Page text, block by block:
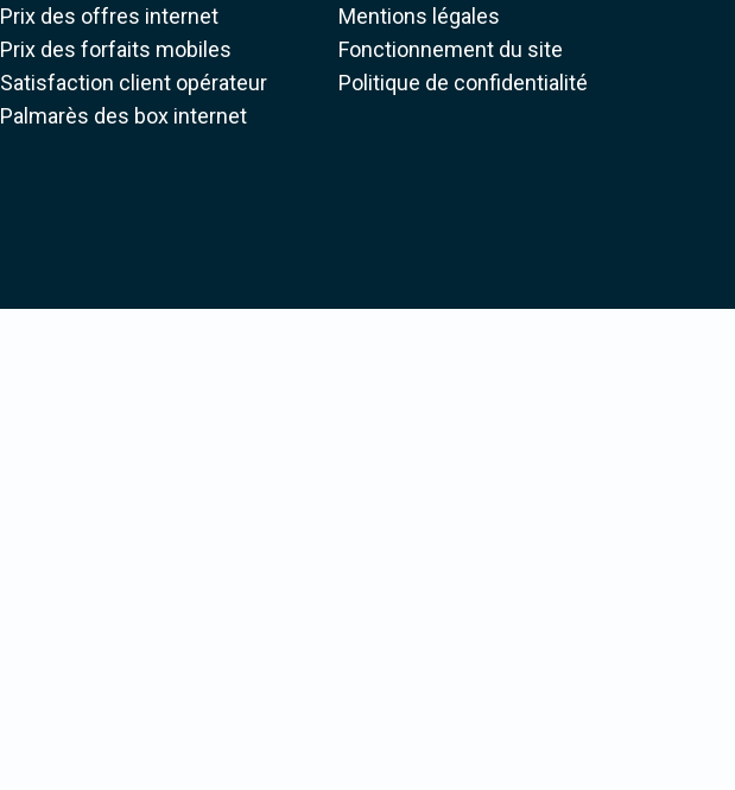
Prix des offres internet
Prix des forfaits mobiles
Satisfaction client opérateur
Palmarès des box internet
Mentions légales
Fonctionnement du site
Politique de confidentialité